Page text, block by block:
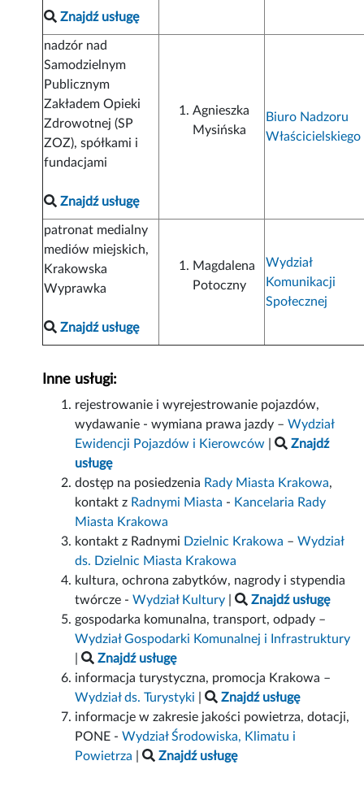
Znajdź usługę
nadzór nad
Samodzielnym
Publicznym
Zakładem Opieki
Zdrowotnej (SP
ZOZ), spółkami i
fundacjami
Znajdź usługę
Agnieszka
Mysińska
Biuro Nadzoru
Właścicielskiego
patronat medialny
mediów miejskich,
Krakowska
Wyprawka
Znajdź usługę
Magdalena
Potoczny
Wydział
Komunikacji
Społecznej
Inne usługi:
rejestrowanie i wyrejestrowanie pojazdów,
wydawanie - wymiana prawa jazdy –Wydział
Ewidencji Pojazdów i Kierowców |
Znajdź
usługę
dostęp na posiedzenia Rady Miasta Krakowa,
kontakt z Radnymi Miasta - Kancelaria Rady
Miasta Krakowa
kontakt z Radnymi Dzielnic Krakowa –Wydział
ds. Dzielnic Miasta Krakowa
kultura, ochrona zabytków, nagrody i stypendia
twórcze -Wydział Kultury |
Znajdź usługę
gospodarka komunalna, transport, odpady –
Wydział Gospodarki Komunalnej i Infrastruktury
|
Znajdź usługę
informacja turystyczna, promocja Krakowa –
Wydział ds. Turystyki |
Znajdź usługę
informacje w zakresie jakości powietrza, dotacji,
PONE -Wydział Środowiska, Klimatu i
Powietrza | Znajdź usługę